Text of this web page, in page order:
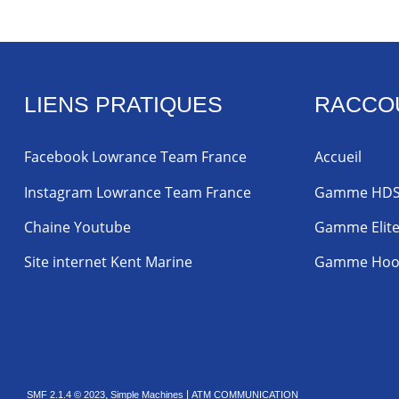
LIENS PRATIQUES
Facebook Lowrance Team France
Instagram Lowrance Team France
Chaine Youtube
Site internet Kent Marine
Accueil
Gamme HDS
Gamme Elite
Gamme
SMF 2.1.4 © 2023, Simple Machines ATM COMMUNICATION